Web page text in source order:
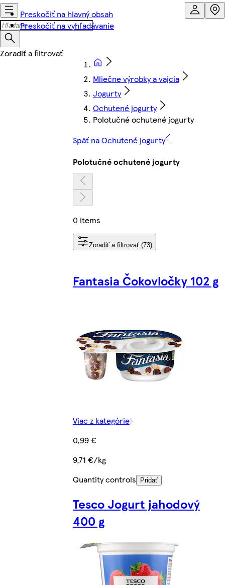
Preskočiť na hlavný obsah
Preskočiť na vyhľadávanie
Mliečne výrobky a vajcia
Jogurty
Ochutené jogurty
Polotučné ochutené jogurty
Späť na Ochutené jogurty
Polotučné ochutené jogurty
0 items
Zoradiť a filtrovať (73)
Fantasia Čokovločky 102 g
Viac z kategórie
0,99 €
9,71 €/kg
Quantity controls
Pridať
Tesco Jogurt jahodový
400 g